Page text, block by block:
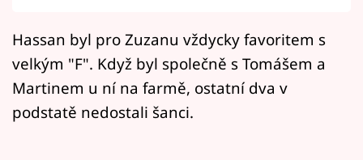
Mámy sobě
Přihlášení
Hassan byl pro Zuzanu vždycky favoritem s
velkým "F". Když byl společně s Tomášem a
Martinem u ní na farmě, ostatní dva v
podstatě nedostali šanci.